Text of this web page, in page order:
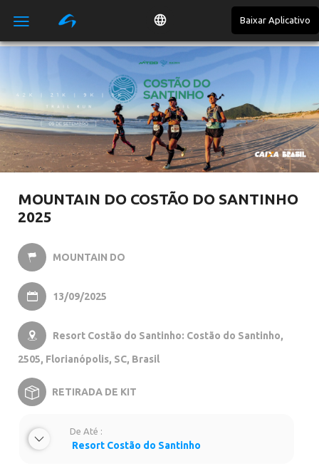
 Baixar Aplicativo
MOUNTAIN DO COSTÃO DO SANTINHO
2025
 MOUNTAIN DO
 13/09/2025
 Resort Costão do Santinho: Costão do Santinho,
2505, Florianópolis, SC, Brasil
RETIRADA DE KIT
De Até :
Resort Costão do Santinho